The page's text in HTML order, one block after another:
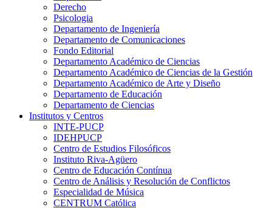
Derecho
Psicologia
Departamento de Ingeniería
Departamento de Comunicaciones
Fondo Editorial
Departamento Académico de Ciencias
Departamento Académico de Ciencias de la Gestión
Departamento Académico de Arte y Diseño
Departamento de Educación
Departamento de Ciencias
Institutos y Centros
INTE-PUCP
IDEHPUCP
Centro de Estudios Filosóficos
Instituto Riva-Agüero
Centro de Educación Contínua
Centro de Análisis y Resolución de Conflictos
Especialidad de Música
CENTRUM Católica